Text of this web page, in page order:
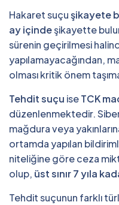
Hakaret suçuşikayete
ay içindeşikayette
sürenin geçirilmesi
yapılamayacağından,
olması kritik önem
Tehdit suçu iseTCK
düzenlenmektedir.
mağdura veya
ortamda yapılan
niteliğine göre ceza
olup, üst sınır 7 yıla
Tehdit suçunun farklı